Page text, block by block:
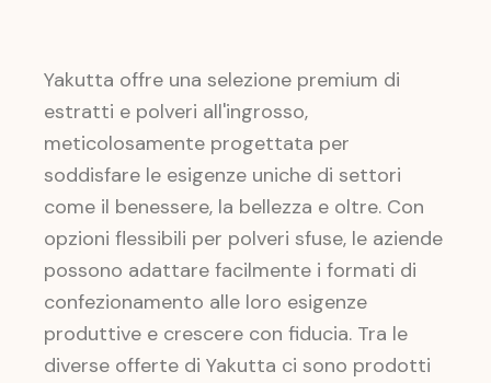
Yakutta offre una selezione premium di
estratti e polveri all'ingrosso,
meticolosamente progettata per
soddisfare le esigenze uniche di settori
come il benessere, la bellezza e oltre. Con
opzioni flessibili per polveri sfuse, le aziende
possono adattare facilmente i formati di
confezionamento alle loro esigenze
produttive e crescere con fiducia. Tra le
diverse offerte di Yakutta ci sono prodotti